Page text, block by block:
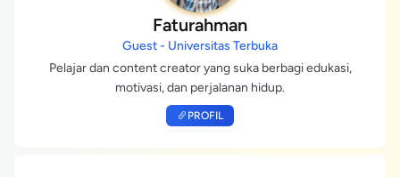
Faturahman
Guest - Universitas Terbuka
Pelajar dan content creator yang suka berbagi edukasi,
motivasi, dan perjalanan hidup.
PROFIL